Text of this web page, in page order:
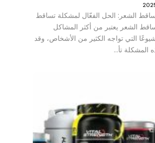
الشعر: الحل الفعّال لمشكلة تساقط
الشعر يعتبر من أكثر المشاكل
التي تواجه الكثير من الأشخاص، وقد
المشكلة تأ…